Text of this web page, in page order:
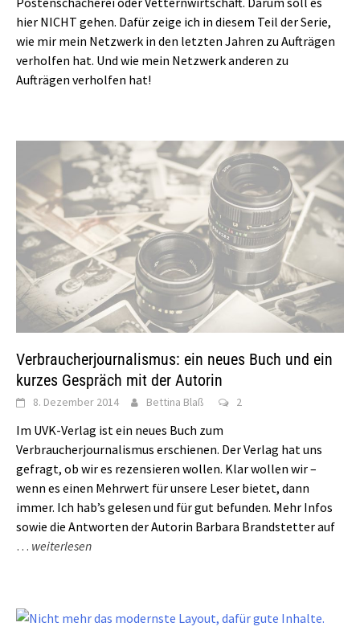
hier NICHT gehen. Dafür zeige ich in diesem Teil der Serie,
wie mir mein Netzwerk in den letzten Jahren zu Aufträgen
verholfen hat. Und wie mein Netzwerk anderen zu
Aufträgen verholfen hat!
Verbraucherjournalismus: ein neues Buch und ein
kurzes Gespräch mit der Autorin
8. Dezember 2014 Bettina Blaß 2
Im UVK-Verlag ist ein neues Buch zum
Verbraucherjournalismus erschienen. Der Verlag hat uns
gefragt, ob wir es rezensieren wollen. Klar wollen wir –
wenn es einen Mehrwert für unsere Leser bietet, dann
immer. Ich hab’s gelesen und für gut befunden. Mehr Infos
sowie die Antworten der Autorin Barbara Brandstetter auf
… weiterlesen